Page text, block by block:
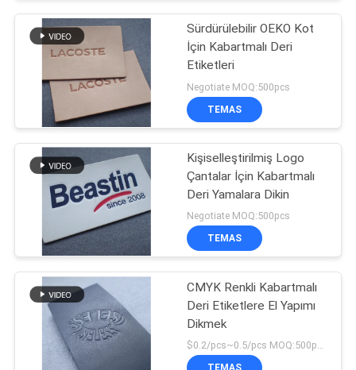
Dize Kordonu Çekin
Fermuar Sürgü
Çektirmesi
Sürdürülebilir OEKO Kot
İçin Kabartmalı Deri
Etiketleri
Negotiate MOQ:500pcs
TEMAS
Kişiselleştirilmiş Logo
Çantalar İçin Kabartmalı
Deri Yamalara Dikin
Negotiate MOQ:500pcs
TEMAS
CMYK Renkli Kabartmalı
Deri Etiketlere El Yapımı
Dikmek
$0.2/pcs~0.5/pcs MOQ:500pcs
TEMAS